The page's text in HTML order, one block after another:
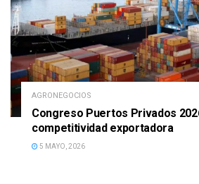
AGRONEGOCIOS
Congreso Puertos Privados
competitividad exportadora
5 MAYO, 2026